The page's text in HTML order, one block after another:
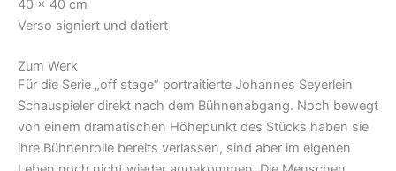
40 x 40 cm
Verso signiert und datiert
Zum Werk
Für die Serie „off stage“ portraitierte Johannes Seyerlein
Schauspieler direkt nach dem Bühnenabgang. Noch bewegt
von einem dramatischen Höhepunkt des Stücks haben sie
ihre Bühnenrolle bereits verlassen, sind aber im eigenen